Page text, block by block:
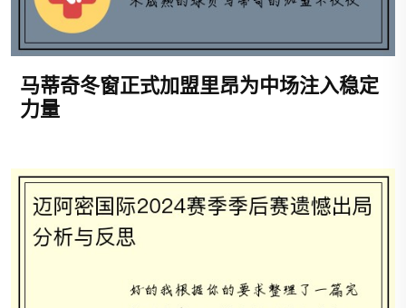
马蒂奇冬窗正式加盟里昂为中场注入稳定
力量